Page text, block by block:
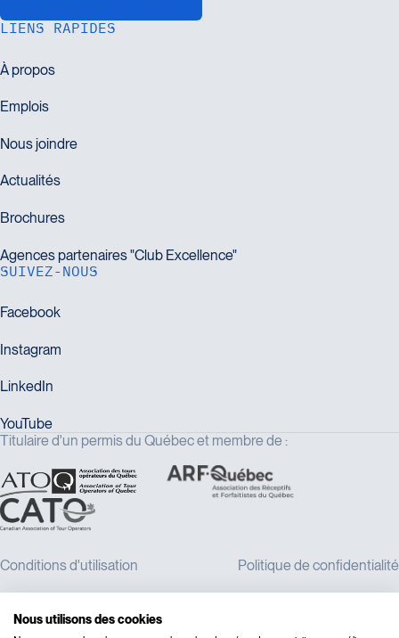
LIENS RAPIDES
SUIVEZ-NOUS
Titulaire d'un permis du Québec et membre de :
Nous utilisons des cookies